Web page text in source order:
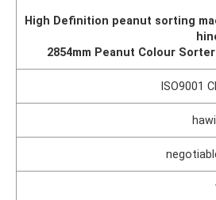
High Definition peanut sorting
2854mm Peanut Colour Sorter
ISO9001